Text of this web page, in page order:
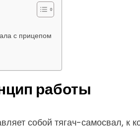
с прицепом
работы
собой тягач-самосвал, к